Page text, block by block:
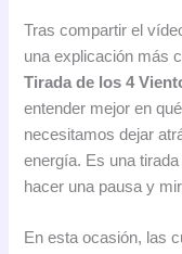
Tras compartir el
una explicación más
Tirada de los 4
entender mejor en
necesitamos dejar
energía. Es una
hacer una pausa y
En esta ocasión, las